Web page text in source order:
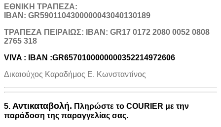
ΕΘΝΙΚΗ ΤΡΑΠΕΖΑ:
IBAN: GR5901104300000043040130189
TΡΑΠΕΖΑ ΠΕΙΡΑΙΩΣ: IBAN: GR17 0172 2080 0052 0808
2765 318
VIVA : IBAN :GR6570100000000352214972606
Δικαιούχος Καραδήμος Ε. Κωνσταντίνος
5. Αντικαταβολή. Πληρώστε το COURIER με την
παράδοση της παραγγελίας σας.